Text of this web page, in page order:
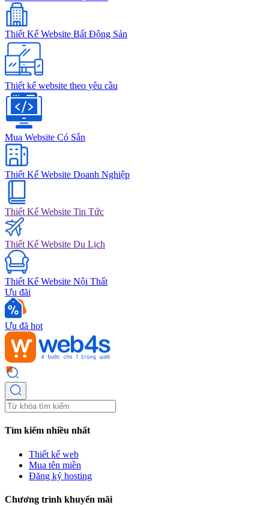
Thiết Kế Website Bất Động Sản
Thiết kế website theo yêu cầu
Mua Website Có Sẵn
Thiết Kế Website Doanh Nghiệp
Thiết Kế Website Tin Tức
Thiết Kế Website Du Lịch
Thiết Kế Website Nội Thất
Ưu đãi
Ưu đã hot
Tìm kiếm nhiều nhất
Thiết kế web
Mua tên miền
Đăng ký hosting
Chương trình khuyến mãi